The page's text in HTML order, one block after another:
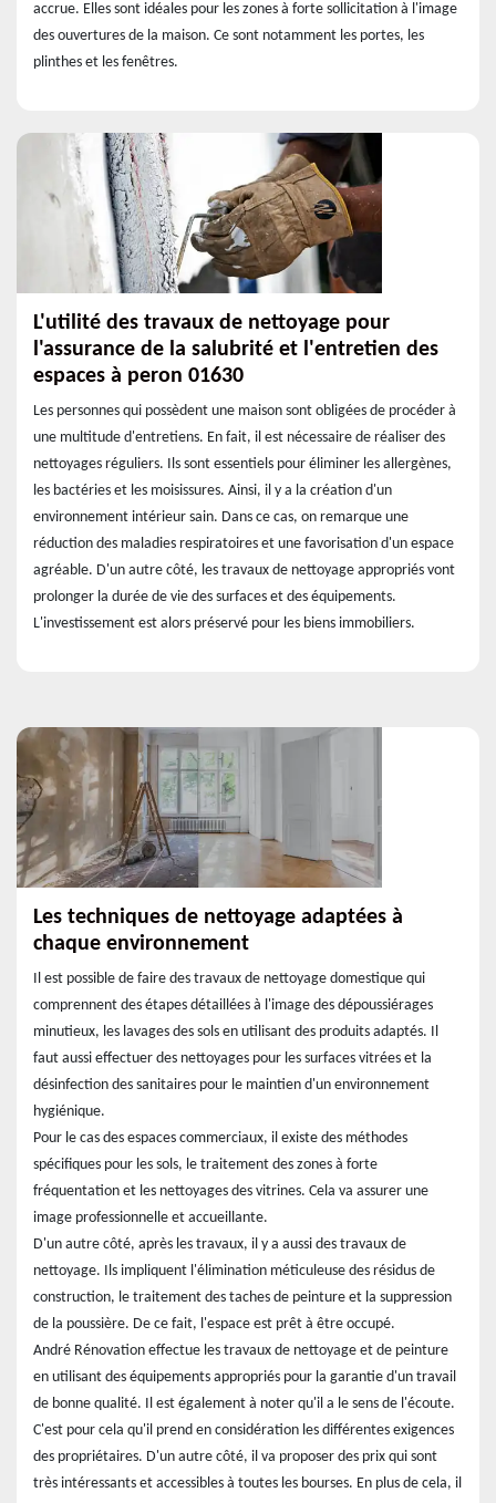
accrue. Elles sont idéales pour les zones à forte sollicitation à l'image
des ouvertures de la maison. Ce sont notamment les portes, les
plinthes et les fenêtres.
L'utilité des travaux de nettoyage pour
l'assurance de la salubrité et l'entretien des
espaces à peron 01630
Les personnes qui possèdent une maison sont obligées de procéder à
une multitude d'entretiens. En fait, il est nécessaire de réaliser des
nettoyages réguliers. Ils sont essentiels pour éliminer les allergènes,
les bactéries et les moisissures. Ainsi, il y a la création d'un
environnement intérieur sain. Dans ce cas, on remarque une
réduction des maladies respiratoires et une favorisation d'un espace
agréable. D'un autre côté, les travaux de nettoyage appropriés vont
prolonger la durée de vie des surfaces et des équipements.
L'investissement est alors préservé pour les biens immobiliers.
Les techniques de nettoyage adaptées à
chaque environnement
Il est possible de faire des travaux de nettoyage domestique qui
comprennent des étapes détaillées à l'image des dépoussiérages
minutieux, les lavages des sols en utilisant des produits adaptés. Il
faut aussi effectuer des nettoyages pour les surfaces vitrées et la
désinfection des sanitaires pour le maintien d'un environnement
hygiénique.
Pour le cas des espaces commerciaux, il existe des méthodes
spécifiques pour les sols, le traitement des zones à forte
fréquentation et les nettoyages des vitrines. Cela va assurer une
image professionnelle et accueillante.
D'un autre côté, après les travaux, il y a aussi des travaux de
nettoyage. Ils impliquent l'élimination méticuleuse des résidus de
construction, le traitement des taches de peinture et la suppression
de la poussière. De ce fait, l'espace est prêt à être occupé.
André Rénovation effectue les travaux de nettoyage et de peinture
en utilisant des équipements appropriés pour la garantie d'un travail
de bonne qualité. Il est également à noter qu'il a le sens de l'écoute.
C'est pour cela qu'il prend en considération les différentes exigences
des propriétaires. D'un autre côté, il va proposer des prix qui sont
très intéressants et accessibles à toutes les bourses. En plus de cela, il